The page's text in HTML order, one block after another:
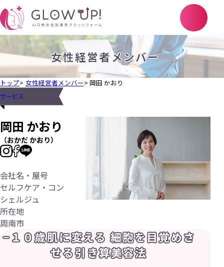
女性経営者メンバー
トップ 女性経営者メンバー 岡田 かおり
サービス
岡田 かおり
おかだ かおり
会社名・屋号
セルフケア・コン
シェルジュ
所在地
周南市
−１０歳肌に変える 細胞を⽬覚めさ
せる引き算美容法